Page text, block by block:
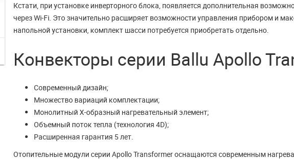
27.12.2018 магазин СитиКлимат
работает с 09:00 до 17:30. Ждем Вас
за полез...
Электрический конвектор: как
выбрать хороший и недорогой В
нашем городе Красноярске ...
ЧИТАТЬ ДАЛЬШЕ
Кстати, при установке инверторного блока, появляется дополнительная
через Wi-Fi. Это значительно расширяет возможности управления прибором и
напольной установки, комплект шасси потребуется приобретать отдельно.
Конвекторы серии Ballu Apollo
Современный дизайн;
Множество вариаций комплектации;
Монолитный Х-образный нагревательный элемент;
Объемный поток тепла (технология 4D);
Расширенная гарантия 5 лет.
Отопительные модули серии Apollo Transformer оснащаются современным